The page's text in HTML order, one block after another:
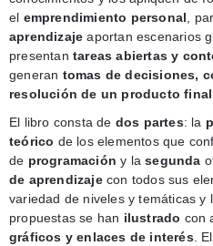
el emprendimiento personal ,
aprendizaje aportan escenarios
presentan tareas abiertas y
generan tomas de decisiones,
resolución de un producto final
El libro consta de dos partes: la
teórico de los elementos que
de programación y la segunda
de aprendizaje con todos sus
variedad de niveles y temáticas y
propuestas se han ilustrado con
gráficos y enlaces de interés.